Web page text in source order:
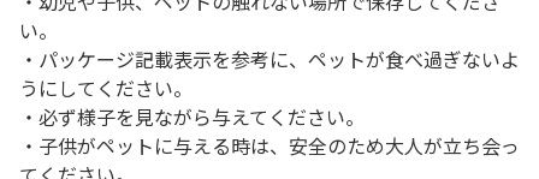
い。
・パッケージ記載表示を参考に、ペットが食べ過ぎないよ
うにしてください。
・必ず様子を見ながら与えてください。
・子供がペットに与える時は、安全のため大人が立ち会っ